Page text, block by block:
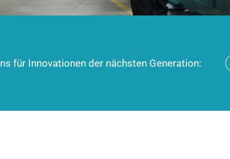
für Innovationen der nächsten Generation: